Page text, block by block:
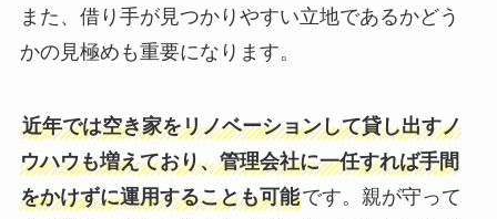
また、借り手が見つかりやすい立地であるかどう
かの見極めも重要になります。
近年では空き家をリノベーションして貸し出すノ
ウハウも増えており、管理会社に一任すれば手間
をかけずに運用することも可能です。親が守って